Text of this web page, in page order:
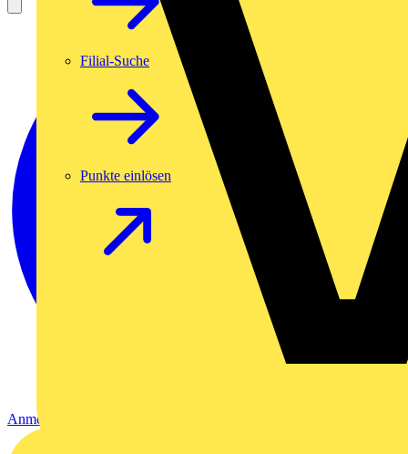
Filial-Suche
Punkte einlösen
Anmelden